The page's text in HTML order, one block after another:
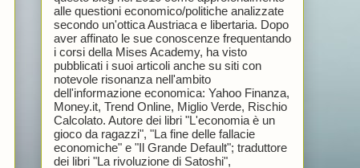
alle questioni economico/politiche analizzate
secondo un'ottica Austriaca e libertaria. Dopo
aver affinato le sue conoscenze frequentando
i corsi della Mises Academy, ha visto
pubblicati i suoi articoli anche su siti con
notevole risonanza nell'ambito
dell'informazione economica: Yahoo Finanza,
Money.it, Trend Online, Miglio Verde, Rischio
Calcolato. Autore dei libri "L'economia è un
gioco da ragazzi", "La fine delle fallacie
economiche" e "Il Grande Default"; traduttore
dei libri "La rivoluzione di Satoshi",